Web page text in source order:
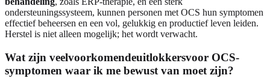
ondersteuningssysteem, kunnen personen met OCS hun symptomen
effectief beheersen en een vol, gelukkig en productief leven leiden.
Herstel is niet alleen mogelijk; het wordt verwacht.
Wat zijn veelvoorkomendeuitlokkersvoor OCS-
symptomen waar ik me bewust van moet zijn?